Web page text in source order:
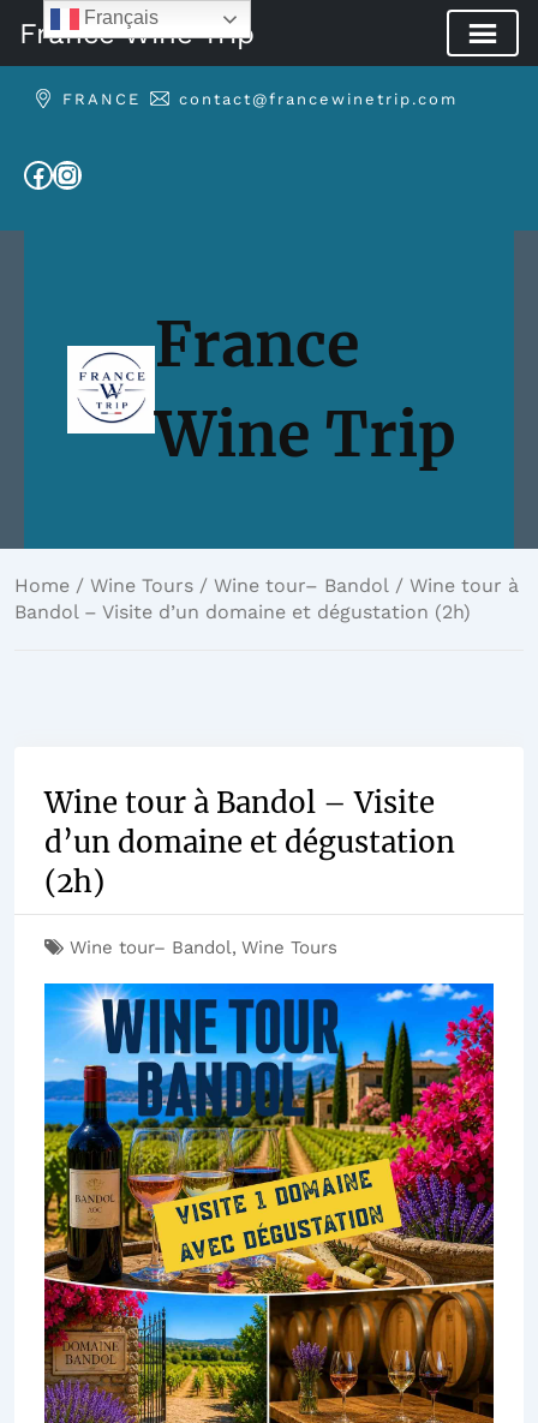
France Wine Trip
FRANCE contact@francewinetrip.com
Facebook
Instagram
France
Wine Trip
Home / Wine Tours / Wine tour– Bandol / Wine tour à
Bandol – Visite d’un domaine et dégustation (2h)
Wine tour à Bandol – Visite
d’un domaine et dégustation
(2h)
Wine tour– Bandol, Wine Tours
Français